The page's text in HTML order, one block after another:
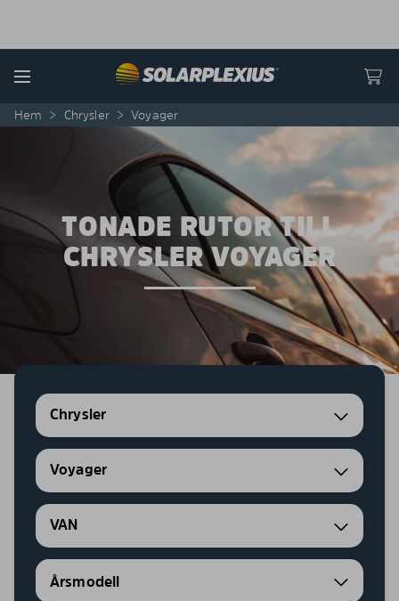
Menu
Hem > Chrysler > Voyager
TONADE RUTOR TILL
CHRYSLER VOYAGER
Chrysler
Voyager
VAN